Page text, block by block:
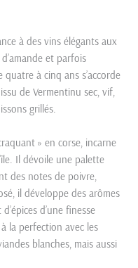
à des vins élégants aux
et parfois
quatre à cinq ans s’accorde
de Vermentinu sec, vif,
grillés.
» en corse, incarne
Il dévoile une palette
des notes de poivre,
il développe des arômes
d’une finesse
la perfection avec les
blanches, mais aussi